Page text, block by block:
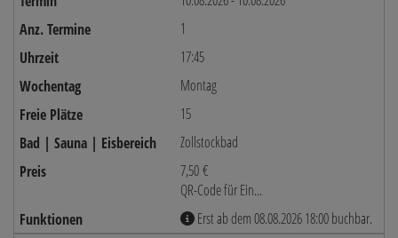
1
17:45
Montag
15
Zollstockbad
7,50 €
QR-Code für Ein...
Erst ab dem 08.08.2026 18:00 buchbar.